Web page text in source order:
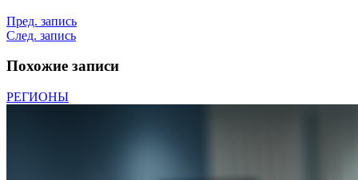
Пред. запись
След. запись
Похожие записи
РЕГИОНЫ